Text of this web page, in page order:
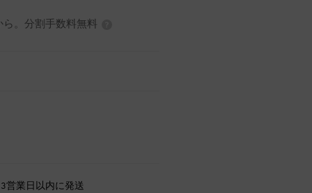
。分割手数料無料
営業日以内に発送